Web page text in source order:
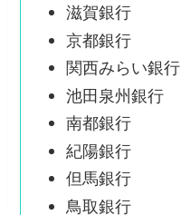
滋賀銀行
京都銀行
関西みらい銀行
池田泉州銀行
南都銀行
紀陽銀行
但馬銀行
鳥取銀行